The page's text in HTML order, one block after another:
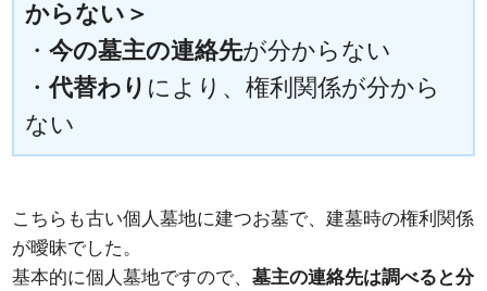
からない＞
・今の墓主の連絡先が分からない
・代替わり により、権利関係が分から
ない
こちらも古い個人墓地に建つお墓で、建墓時の権利関係
が曖昧でした。
基本的に個人墓地ですので、墓主の連絡先は調べると分